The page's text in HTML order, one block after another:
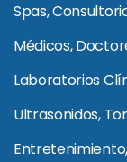
Spas,
Médicos,
Laboratorios
Ultrasonidos,